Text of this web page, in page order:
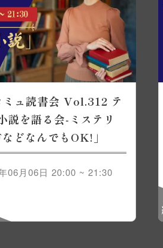
ュ読書会 Vol.312 テ
説を語る会-ミステリ
どなんでもOK!」
06月06日 20:00 ~ 21:30